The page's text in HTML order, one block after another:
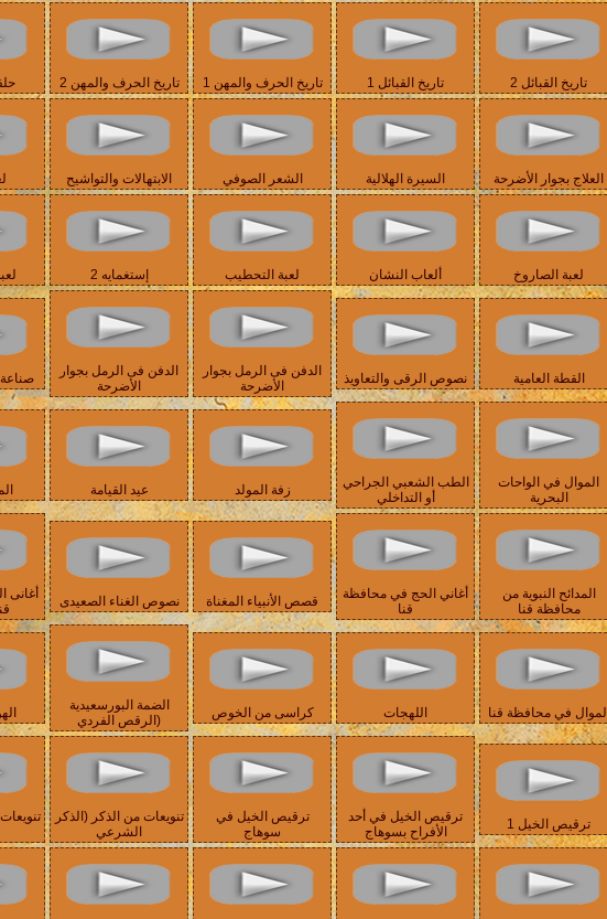
تاريخ القبائل 2 تاريخ القبائل 1 تاريخ الحرف والمهن 1 تاريخ الحرف والمهن 2
العلاج بجوار الأضرحة السيرة الهلالية الشعر الصوفي الابتهالات والتواشيح
لعبة الصاروخ ألعاب النشان لعبة التحطيب إستغمايه 2
القطة العامية نصوص الرقى والتعاويذ
الدفن فى الرمل بجوار
الأضرحة
الدفن فى الرمل بجوار
الأضرحة
الموال في الواحات
البحرية
الطب الشعبي الجراحي
أو التداخلي
زفة المولد عيد القيامة
المدائح النبوية من
محافظة قنا
أغاني الحج في محافظة
قنا
قصص الأنبياء المغناة نصوص الغناء الصعيدى
الموال في محافظة قنا اللهجات كراسى من الخوص
الضمة البورسعيدية
(الرقص الفردي
ترقيص الخيل 1
ترقيص الخيل في أحد
الأفراح بسوهاج
ترقيص الخيل في
سوهاج
تنويعات من الذكر (الذكر
الشرعي